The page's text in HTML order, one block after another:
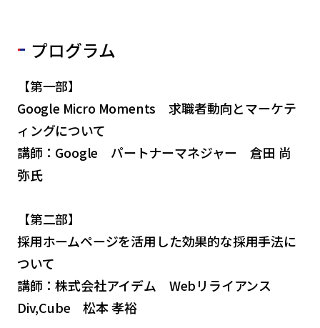
プログラム
【第一部】
Google Micro Moments 求職者動向とマーケテ
ィングについて
講師：Google パートナーマネジャー 倉田 尚
弥氏
【第二部】
採用ホームページを活用した効果的な採用手法に
ついて
講師：株式会社アイデム Webリライアンス
Div,Cube 松本 孝裕